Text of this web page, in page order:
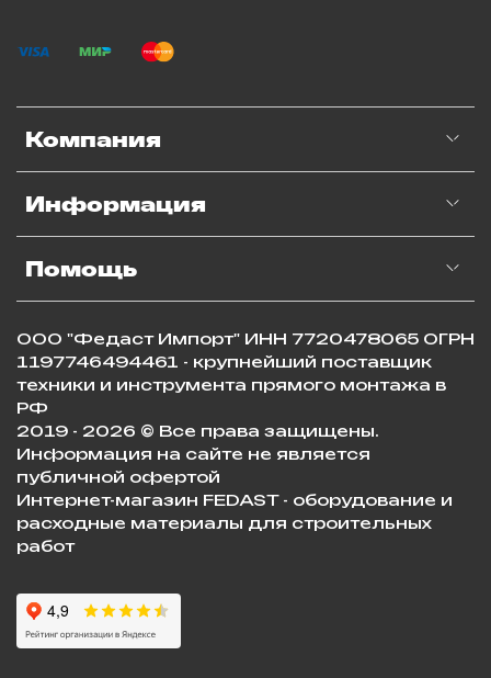
Компания
Информация
Помощь
ООО "Федаст Импорт" ИНН 7720478065 ОГРН
1197746494461 - крупнейший поставщик
техники и инструмента прямого монтажа в
РФ
2019 - 2026 © Все права защищены.
Информация на сайте не является
публичной офертой
Интернет-магазин FEDAST - оборудование и
расходные материалы для строительных
работ